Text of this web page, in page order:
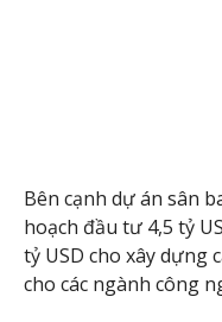
Bên cạnh dự án sân
hoạch đầu tư 4,5 tỷ
tỷ USD cho xây dựng
cho các ngành công